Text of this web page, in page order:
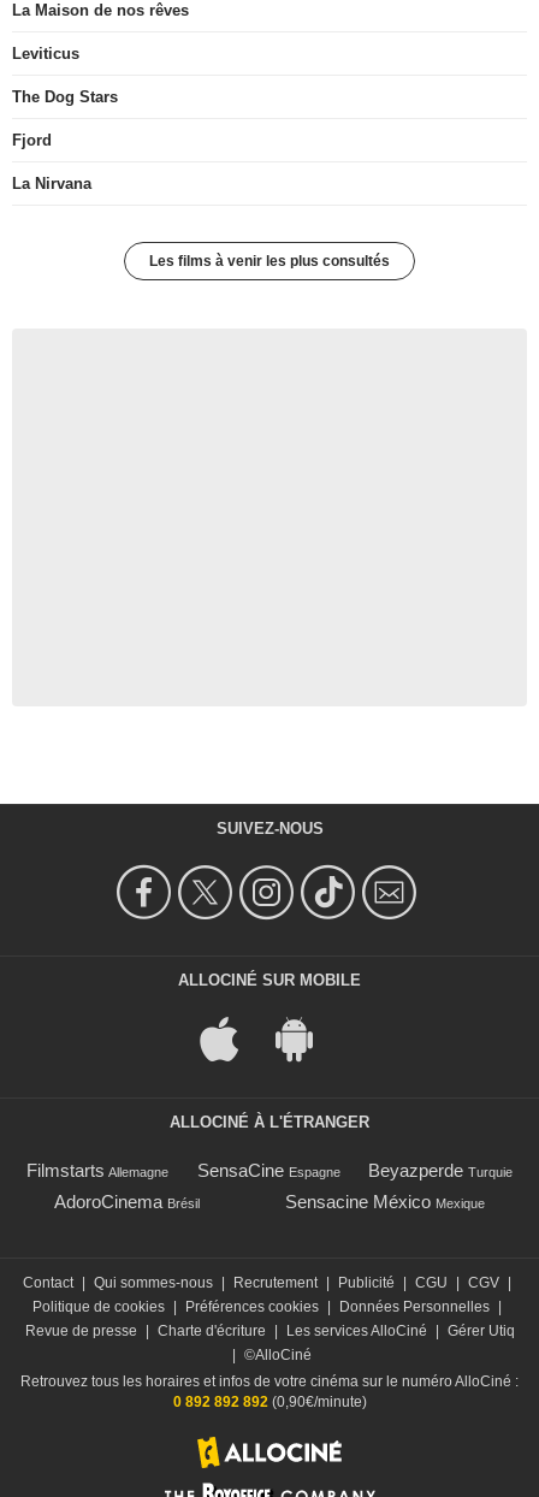
La Maison de nos rêves
Leviticus
The Dog Stars
Fjord
La Nirvana
Les films à venir les plus consultés
SUIVEZ-NOUS
ALLOCINÉ SUR MOBILE
ALLOCINÉ À L'ÉTRANGER
Filmstarts Allemagne SensaCine Espagne Beyazperde Turquie
AdoroCinema Brésil Sensacine México Mexique
Contact Qui sommes-nous Recrutement Publicité CGU CGV
Politique de cookies
Préférences cookies Données Personnelles
Revue de presse
Charte d'écriture Les services AlloCiné
Gérer Utiq
©AlloCiné
Retrouvez tous les horaires et infos de votre cinéma sur le numéro AlloCiné :
0 892 892 892(0,90€/minute)